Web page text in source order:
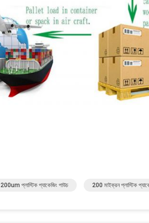
200um প্লাস্টিক প্যাকেজিং পাউচ 200 মাইক্রন প্লাস্টিক